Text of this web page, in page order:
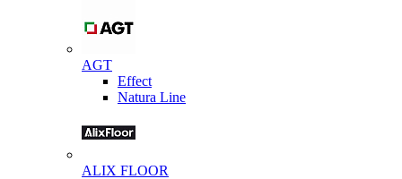
AGT
Effect
Natura Line
ALIX FLOOR